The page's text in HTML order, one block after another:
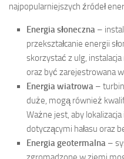
najpopularniejszych źródeł
Energia słoneczna –
przekształcanie energii
skorzystać z ulg,
oraz być zarejestrowana
Energia wiatrowa –
duże, mogą również
Ważne jest, aby
dotyczącymi hałasu oraz
Energia geotermalna –